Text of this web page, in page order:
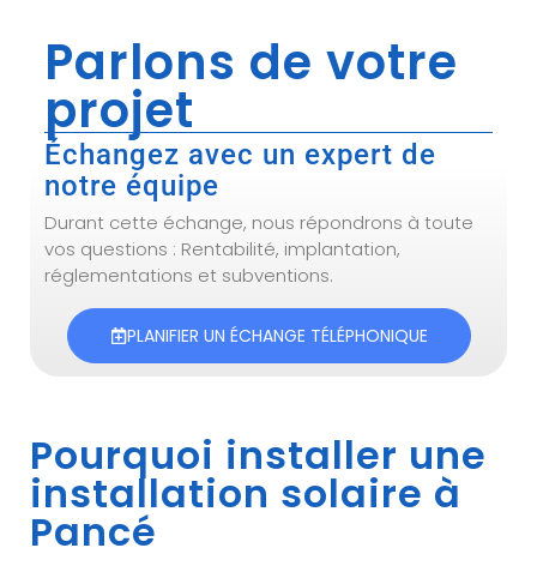
Parlons de votre
projet
Échangez avec un expert de
notre équipe
Durant cette échange, nous répondrons à toute
vos questions : Rentabilité, implantation,
réglementations et subventions.
PLANIFIER UN ÉCHANGE TÉLÉPHONIQUE
Pourquoi installer une
installation solaire à
Pancé